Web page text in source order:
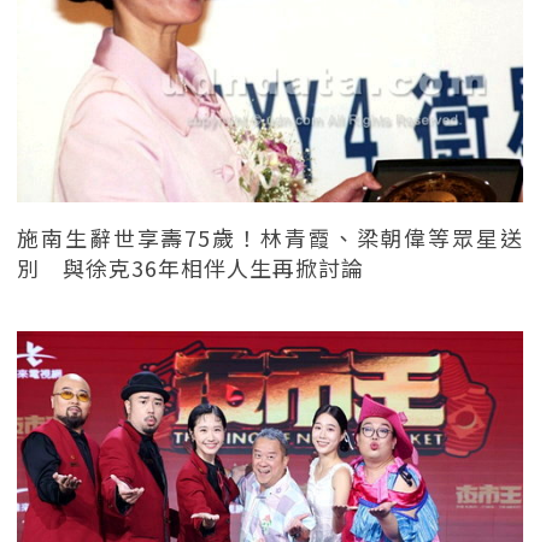
施南生辭世享壽75歲！林青霞、梁朝偉等眾星送
別 與徐克36年相伴人生再掀討論